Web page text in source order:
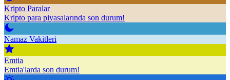
Kripto Paralar
Kripto para piyasalarında son durum!
Namaz Vakitleri
Emtia
Emtia'larda son durum!